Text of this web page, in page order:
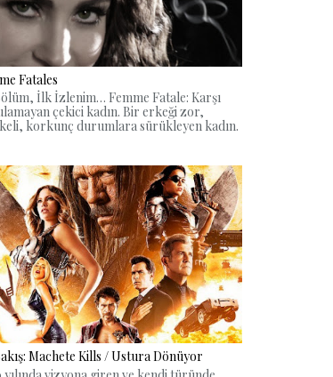
Fatales
İlk İzlenim… Femme Fatale: Karşı
çekici kadın. Bir erkeği zor,
korkunç durumlara sürükleyen kadın.
Machete Kills / Ustura Dönüyor